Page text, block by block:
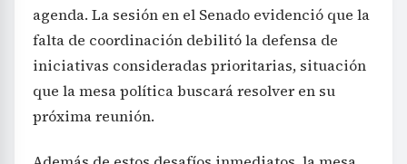
agenda. La sesión en el Senado evidenció que la
falta de coordinación debilitó la defensa de
iniciativas consideradas prioritarias, situación
que la mesa política buscará resolver en su
próxima reunión.